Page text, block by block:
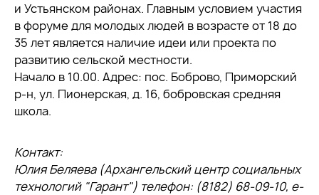
и Устьянском районах. Главным условием участия
в форуме для молодых людей в возрасте от 18 до
35 лет является наличие идеи или проекта по
развитию сельской местности.
Начало в 10.00. Адрес: пос. Боброво, Приморский
р-н, ул. Пионерская, д. 16, бобровская средняя
школа.
Контакт:
Юлия Беляева (Архангельский центр социальных
технологий "Гарант") телефон: (8182) 68-09-10, e-